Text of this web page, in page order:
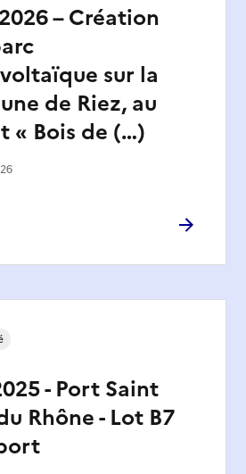
– Création
sur la
de Riez, au
« Bois de (…)
- Port Saint
Rhône - Lot B7